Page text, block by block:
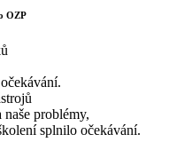
OZP
problémy,
splnilo očekávání.